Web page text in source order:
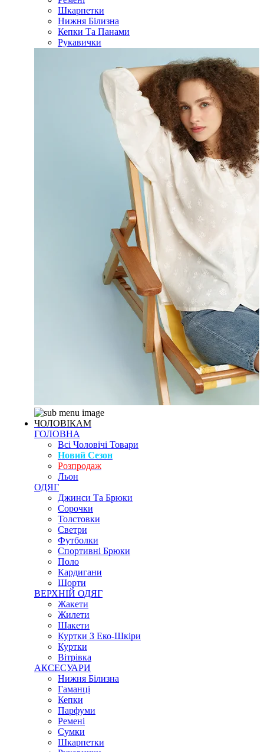
Шкарпетки
Нижня Білизна
Кепки Та Панами
Рукавички
ЧОЛОВІКАМ
ГОЛОВНА
Всі Чоловічі Товари
Новий Сезон
Розпродаж
Льон
ОДЯГ
Джинси Та Брюки
Сорочки
Толстовки
Светри
Футболки
Спортивні Брюки
Поло
Кардигани
Шорти
ВЕРХНІЙ ОДЯГ
Жакети
Жилети
Шакети
Куртки З Еко-Шкіри
Куртки
Вітрівка
АКСЕСУАРИ
Нижня Білизна
Гаманці
Кепки
Парфуми
Ремені
Сумки
Шкарпетки